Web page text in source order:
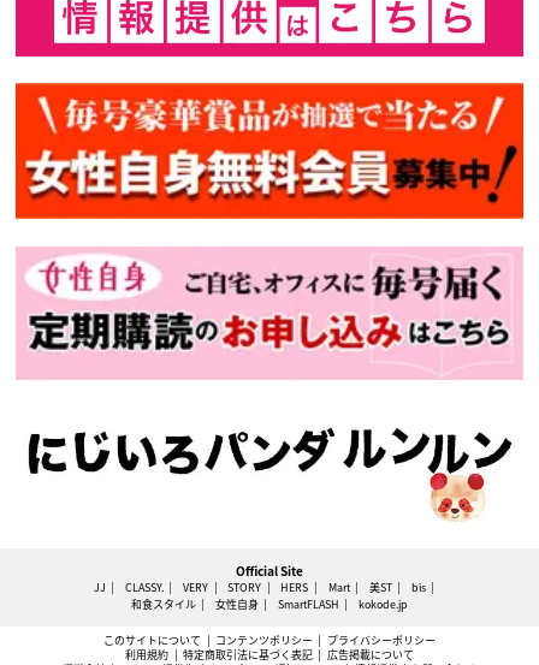
Official Site
JJ CLASSY. VERY STORY HERS Mart 美ST
bis
和食スタイル
女性自身 SmartFLASH kokode.jp
このサイトについて コンテンツポリシー
プライバシーポリシー
利用規約
特定商取引法に基づく表記
広告掲載について